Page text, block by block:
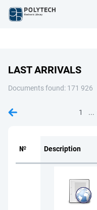
LAST ARRIVALS
Documents found: 171 926
1 ...
№ Description